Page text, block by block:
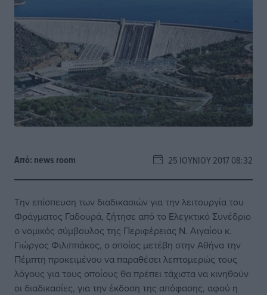
Από: news room 25 ΙΟΥΝΊΟΥ 2017 08:32
Την επίσπευση των διαδικασιών για την λειτουργία του
Φράγματος Γαδουρά, ζήτησε από το Ελεγκτικό Συνέδριο
ο νομικός σύμβουλος της Περιφέρειας Ν. Αιγαίου κ.
Γιώργος Φιλιππάκος, ο οποίος μετέβη στην Αθήνα την
Πέμπτη προκειμένου να παραθέσει λεπτομερώς τους
λόγους για τους οποίους θα πρέπει τάχιστα να κινηθούν
οι διαδικασίες, για την έκδοση της απόφασης, αφού η